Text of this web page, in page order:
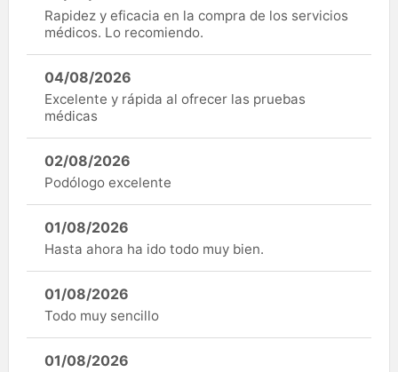
Rapidez y eficacia en la compra de los servicios
médicos. Lo recomiendo.
04/08/2026
Excelente y rápida al ofrecer las pruebas
médicas
02/08/2026
Podólogo excelente
01/08/2026
Hasta ahora ha ido todo muy bien.
01/08/2026
Todo muy sencillo
01/08/2026